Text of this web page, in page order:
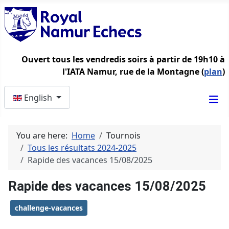
Ouvert tous les vendredis soirs à partir de 19h10 à
l'IATA Namur, rue de la Montagne (plan)
English
You are here: Home
Tournois
Tous les résultats 2024-2025
Rapide des vacances 15/08/2025
Rapide des vacances 15/08/2025
challenge-vacances